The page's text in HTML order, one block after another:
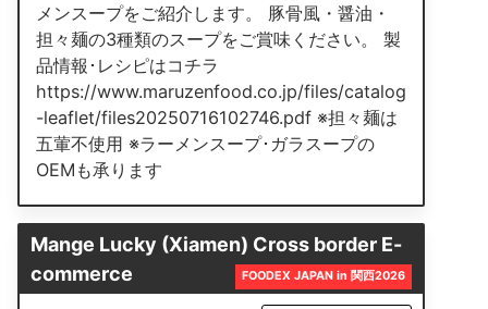
メンスープをご紹介します。 豚骨風・醤油・
担々麺の3種類のスープをご賞味ください。 製
品情報･レシピはコチラ
https://www.maruzenfood.co.jp/files/catalog
-leaflet/files20250716102746.pdf ※担々麺は
五葷不使用 ※ラーメンスープ･ガラスープの
OEMも承ります
Mange Lucky (Xiamen) Cross border E-
commerce
FOODEX JAPAN in 関西2026